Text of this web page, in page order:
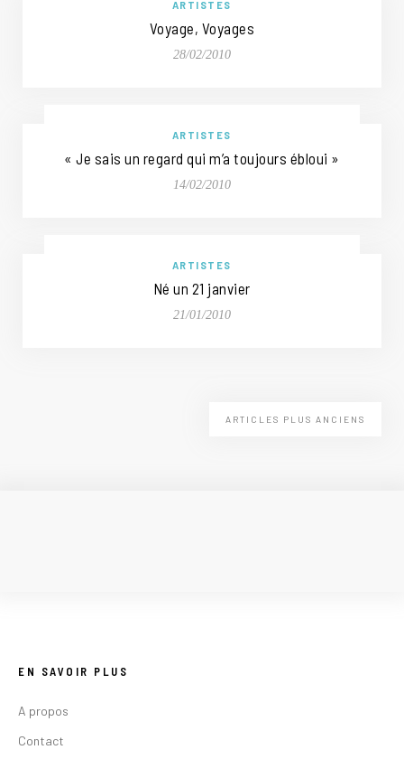
ARTISTES
Voyage, Voyages
28/02/2010
ARTISTES
« Je sais un regard qui m’a toujours ébloui »
14/02/2010
ARTISTES
Né un 21 janvier
21/01/2010
ARTICLES PLUS ANCIENS
EN SAVOIR PLUS
A propos
Contact